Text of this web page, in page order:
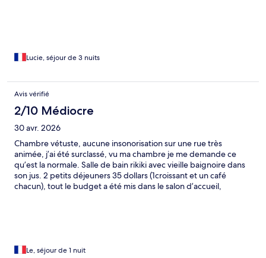
Lucie, séjour de 3 nuits
Avis vérifié
2/10 Médiocre
30 avr. 2026
Chambre vétuste, aucune insonorisation sur une rue très
animée, j’ai été surclassé, vu ma chambre je me demande ce
qu’est la normale. Salle de bain rikiki avec vieille baignoire dans
son jus. 2 petits déjeuners 35 dollars (1croissant et un café
chacun), tout le budget a été mis dans le salon d’accueil,
Le, séjour de 1 nuit